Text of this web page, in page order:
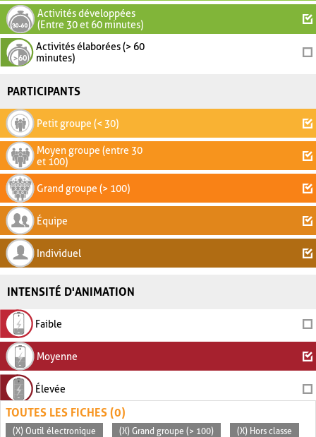
Activités développées
(Entre 30 et 60 minutes)
Activités élaborées (> 60
minutes)
PARTICIPANTS
Petit groupe (< 30)
Moyen groupe (entre 30
et 100)
Grand groupe (> 100)
Équipe
Individuel
INTENSITÉ D'ANIMATION
Faible
Moyenne
Élevée
TOUTES LES FICHES (0)
(X) Outil électronique (X) Grand groupe (> 100) (X) Hors classe